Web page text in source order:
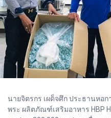
นายจิตรกร เผด็จศึก ประธานหอ
พระ ผลิตภัณฑ์เสริมอาหาร HBP